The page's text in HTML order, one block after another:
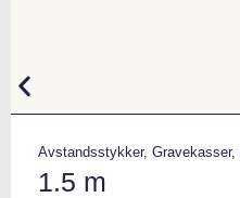
Avstandsstykker, Gravekasser,
1.5 m